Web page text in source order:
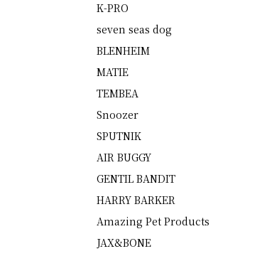
K-PRO
seven seas dog
BLENHEIM
MATIE
TEMBEA
Snoozer
SPUTNIK
AIR BUGGY
GENTIL BANDIT
HARRY BARKER
Amazing Pet Products
JAX&BONE